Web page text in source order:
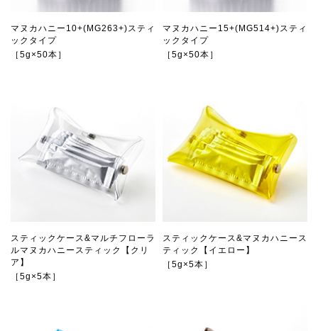
マヌカハニー10+(MG263+)スティ
ックタイプ
［5g×50本］
マヌカハニー15+(MG514+)スティ
ックタイプ
［5g×50本］
スティックケース&マルチフローラ
ルマヌカハニースティック【クリ
ア】
［5g×5本］
スティックケース&マヌカハニース
ティック【イエロー】
［5g×5本］